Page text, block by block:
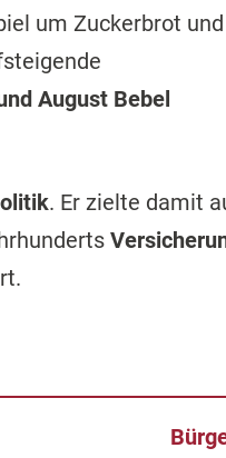
um Zuckerbrot und
August Bebel
. Er zielte damit